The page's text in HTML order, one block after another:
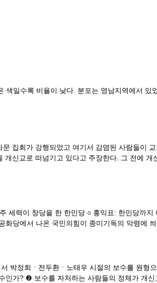
일수록 비율이 낮다. 분포는 영남지역에서
집회가 강행되었고 여기서 감염된 사람들이
신교로 떠넘기고 있다고 주장한다. 그 전에
세력이 창당을 한 한민당 ○ 홍익표: 한민당까
당에서 나온 국민의힘이 종미기독의 악령에
박정희ㆍ전두환ㆍ노태우 시절의 보수를 원
인가? ❷ 보수를 자처하는 사람들의 정체가 개신